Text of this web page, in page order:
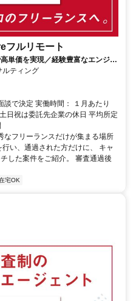
ルリモート
単価を実現／経験豊富なエンジニ
ルティング
で決定 実働時間： １月あたり
日祝は委託先企業の休日 平均所定
なフリーランスだけが集まる場所
い、通過された方だけに、 キャ
した案件をご紹介。 審査通過後
宅OK